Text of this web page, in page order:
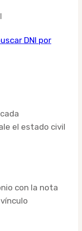
DNI por
el estado civil
con la nota